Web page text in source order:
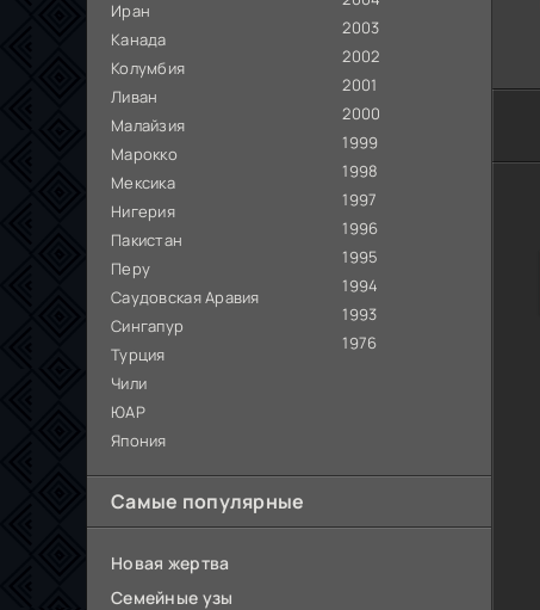
Иран
Канада
Колумбия
Ливан
Малайзия
Марокко
Мексика
Нигерия
Пакистан
Перу
Саудовская Аравия
Сингапур
Турция
Чили
ЮАР
Япония
2003
2002
2001
2000
1999
1998
1997
1996
1995
1994
1993
1976
Самые популярные
Новая жертва
Семейные узы